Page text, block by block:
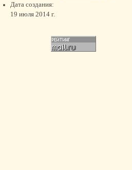
Дата создания:
19 июля 2014 г.